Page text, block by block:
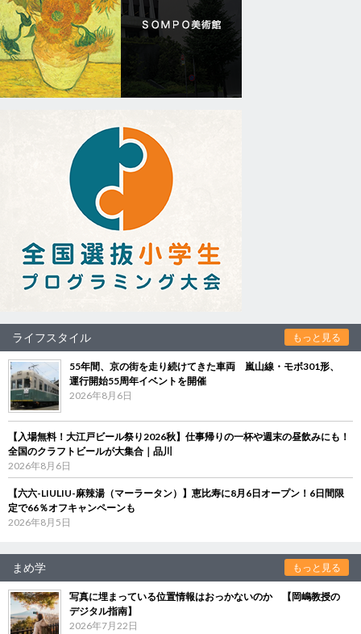
ライフスタイル もっと見る
55年間、京の街を走り続けてきた車両 嵐山線・モボ301形、
運行開始55周年イベントを開催
2026年8月6日
【入場無料！大江戸ビール祭り2026秋】仕事帰りの一杯や週末の昼飲みにも！
全国のクラフトビールが大集合｜品川
2026年8月6日
【六六-LIULIU-麻辣湯（マーラータン）】恵比寿に8月6日オープン！6日間限
定で66％オフキャンペーンも
2026年8月5日
まめ学 もっと見る
写真に埋まっている位置情報はおっかないのか 【岡嶋教授の
デジタル指南】
2026年7月22日